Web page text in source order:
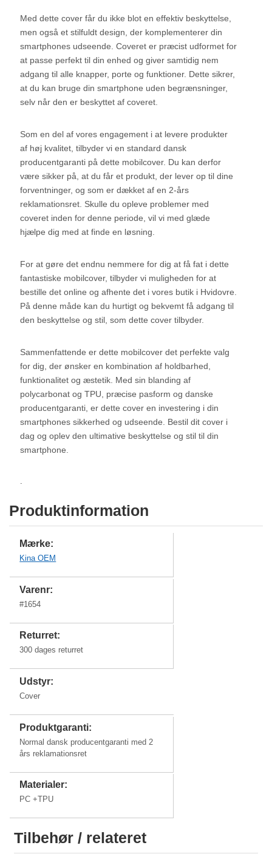
Med dette cover får du ikke blot en effektiv beskyttelse,
men også et stilfuldt design, der komplementerer din
smartphones udseende. Coveret er præcist udformet for
at passe perfekt til din enhed og giver samtidig nem
adgang til alle knapper, porte og funktioner. Dette sikrer,
at du kan bruge din smartphone uden begrænsninger,
selv når den er beskyttet af coveret.
Som en del af vores engagement i at levere produkter
af høj kvalitet, tilbyder vi en standard dansk
producentgaranti på dette mobilcover. Du kan derfor
være sikker på, at du får et produkt, der lever op til dine
forventninger, og som er dækket af en 2-års
reklamationsret. Skulle du opleve problemer med
coveret inden for denne periode, vil vi med glæde
hjælpe dig med at finde en løsning.
For at gøre det endnu nemmere for dig at få fat i dette
fantastiske mobilcover, tilbyder vi muligheden for at
bestille det online og afhente det i vores butik i Hvidovre.
På denne måde kan du hurtigt og bekvemt få adgang til
den beskyttelse og stil, som dette cover tilbyder.
Sammenfattende er dette mobilcover det perfekte valg
for dig, der ønsker en kombination af holdbarhed,
funktionalitet og æstetik. Med sin blanding af
polycarbonat og TPU, præcise pasform og danske
producentgaranti, er dette cover en investering i din
smartphones sikkerhed og udseende. Bestil dit cover i
dag og oplev den ultimative beskyttelse og stil til din
smartphone.
.
Produktinformation
Mærke:
Kina OEM
Varenr:
#1654
Returret:
300 dages returret
Udstyr:
Cover
Produktgaranti:
Normal dansk producentgaranti med 2
års reklamationsret
Materialer:
PC +TPU
Tilbehør / relateret